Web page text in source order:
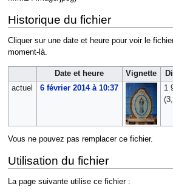
Historique du fichier
Cliquer sur une date et heure pour voir le
moment-là.
Date et heure Vignette
actuel
6 février 2014 à 10:37
1
Vous ne pouvez pas remplacer ce fichier.
Utilisation du fichier
La page suivante utilise ce fichier :